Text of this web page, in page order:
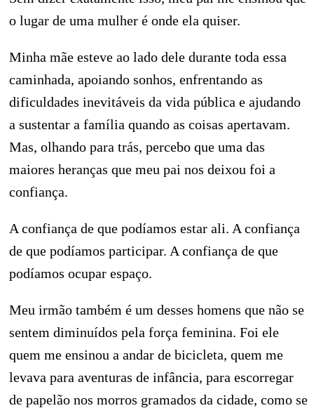
o lugar de uma mulher é onde ela quiser.
Minha mãe esteve ao lado dele durante toda essa
caminhada, apoiando sonhos, enfrentando as
dificuldades inevitáveis da vida pública e ajudando
a sustentar a família quando as coisas apertavam.
Mas, olhando para trás, percebo que uma das
maiores heranças que meu pai nos deixou foi a
confiança.
A confiança de que podíamos estar ali. A confiança
de que podíamos participar. A confiança de que
podíamos ocupar espaço.
Meu irmão também é um desses homens que não se
sentem diminuídos pela força feminina. Foi ele
quem me ensinou a andar de bicicleta, quem me
levava para aventuras de infância, para escorregar
de papelão nos morros gramados da cidade, como se